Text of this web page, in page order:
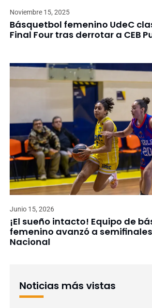
Noviembre 15, 2025
Básquetbol femenino UdeC
Final Four tras derrotar a CEB
Junio 15, 2026
¡El sueño intacto! Equipo de
femenino avanzó a
Nacional
Noticias más vistas